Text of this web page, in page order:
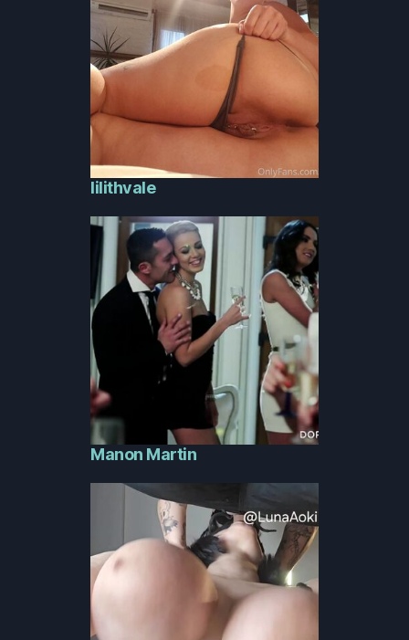
lilithvale
Manon Martin